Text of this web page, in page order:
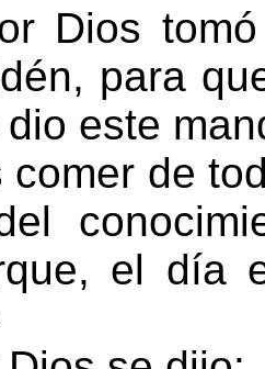
tomó
para
este
de
el día